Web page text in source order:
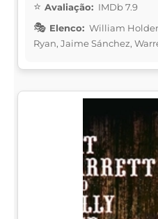
Avaliação: IMDb 7.9
Elenco: William
Ryan, Jaime Sánchez,